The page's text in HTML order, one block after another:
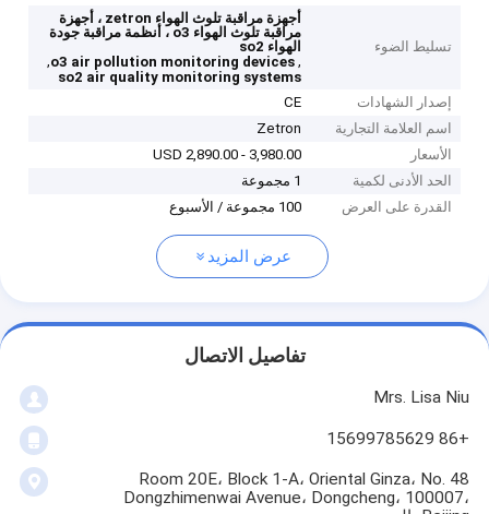
تسليط الضوء
أجهزة مراقبة تلوث الهواء zetron ، أجهزة
مراقبة تلوث الهواء o3 ، أنظمة مراقبة جودة
الهواء so2
,
o3 air pollution monitoring devices
,
so2 air quality monitoring systems
إصدار الشهادات
CE
اسم العلامة التجارية
Zetron
الأسعار
USD 2,890.00 - 3,980.00
الحد الأدنى لكمية
1 مجموعة
القدرة على العرض
100 مجموعة / الأسبوع
عرض المزيد
تفاصيل الاتصال
Mrs. Lisa Niu
+86 15699785629
Room 20E، Block 1-A، Oriental Ginza، No. 48
Dongzhimenwai Avenue، Dongcheng، 100007،